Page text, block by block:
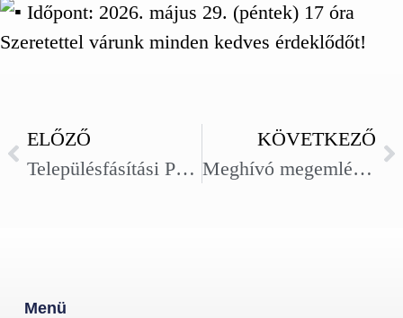
Időpont: 2026. május 29. (péntek) 17 óra
Szeretettel várunk minden kedves érdeklődőt!
ELŐZŐ
Településfásítási Program: Szegváron is fákat ültettek
KÖVETKEZŐ
Meghívó megemlékezésre
Menü